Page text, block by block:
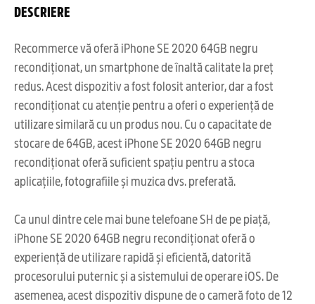
DESCRIERE
Recommerce vă oferă iPhone SE 2020 64GB negru
recondiționat, un smartphone de înaltă calitate la preț
redus. Acest dispozitiv a fost folosit anterior, dar a fost
recondiționat cu atenție pentru a oferi o experiență de
utilizare similară cu un produs nou. Cu o capacitate de
stocare de 64GB, acest iPhone SE 2020 64GB negru
recondiționat oferă suficient spațiu pentru a stoca
aplicațiile, fotografiile și muzica dvs. preferată.
Ca unul dintre cele mai bune telefoane SH de pe piață,
iPhone SE 2020 64GB negru recondiționat oferă o
experiență de utilizare rapidă și eficientă, datorită
procesorului puternic și a sistemului de operare iOS. De
asemenea, acest dispozitiv dispune de o cameră foto de 12